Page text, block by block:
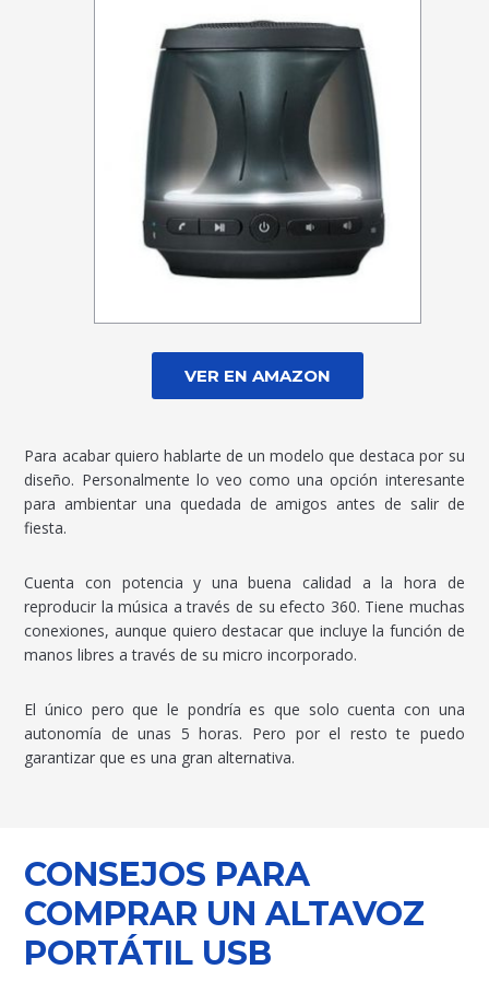
VER EN AMAZON
Para acabar quiero hablarte de un modelo que destaca por su
diseño. Personalmente lo veo como una opción interesante
para ambientar una quedada de amigos antes de salir de
fiesta.
Cuenta con potencia y una buena calidad a la hora de
reproducir la música a través de su efecto 360. Tiene muchas
conexiones, aunque quiero destacar que incluye la función de
manos libres a través de su micro incorporado.
El único pero que le pondría es que solo cuenta con una
autonomía de unas 5 horas. Pero por el resto te puedo
garantizar que es una gran alternativa.
CONSEJOS PARA
COMPRAR UN ALTAVOZ
PORTÁTIL USB